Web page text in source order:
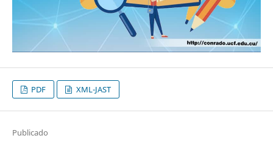
PDF XML-JAST
Publicado